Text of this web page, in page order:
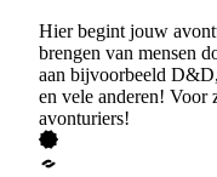
Hier begint jouw
brengen van mensen
aan bijvoorbeeld
en vele anderen! Voor
avonturiers!